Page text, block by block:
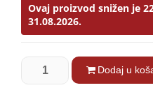
Ovaj proizvod snižen je
31.08.2026.
Dodaj u